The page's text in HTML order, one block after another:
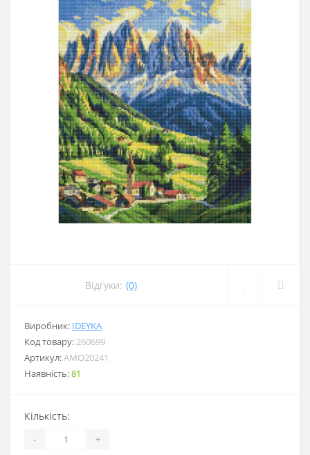
Відгуки: (0)
Виробник: IDEYKA
Код товару:260699
Артикул:AMO20241
Наявність:81
Кількість:
- +